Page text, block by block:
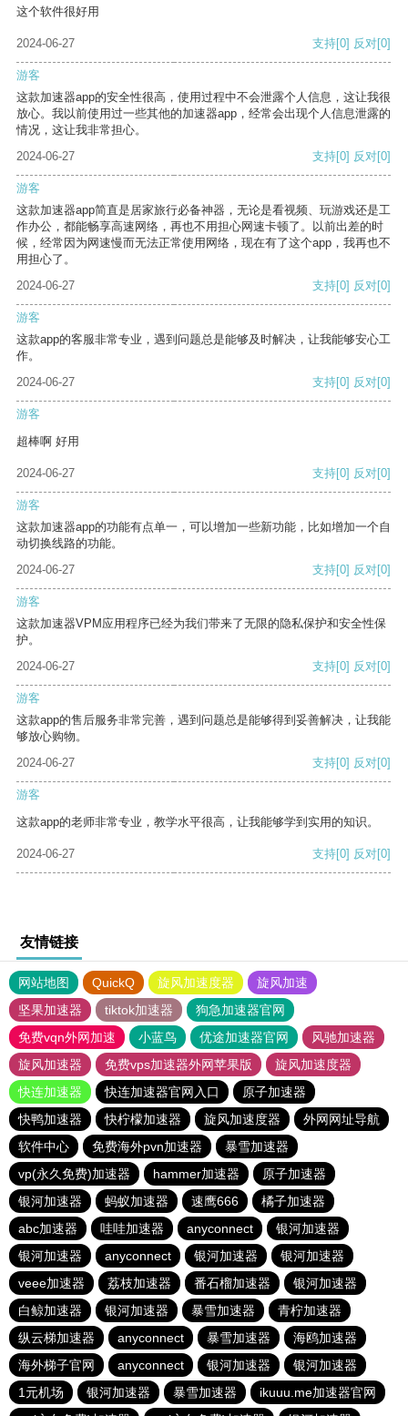
这个软件很好用
2024-06-27 支持[0] 反对[0]
游客
这款加速器app的安全性很高，使用过程中不会泄露个人信息，这让我很
放心。我以前使用过一些其他的加速器app，经常会出现个人信息泄露的
情况，这让我非常担心。
2024-06-27
支持[0] 反对[0]
游客
这款加速器app简直是居家旅行必备神器，无论是看视频、玩游戏还是工
作办公，都能畅享高速网络，再也不用担心网速卡顿了。以前出差的时
候，经常因为网速慢而无法正常使用网络，现在有了这个app，我再也不
用担心了。
2024-06-27
支持[0] 反对[0]
游客
这款app的客服非常专业，遇到问题总是能够及时解决，让我能够安心工
作。
2024-06-27
支持[0] 反对[0]
游客
超棒啊 好用
2024-06-27 支持[0] 反对[0]
游客
这款加速器app的功能有点单一，可以增加一些新功能，比如增加一个自
动切换线路的功能。
2024-06-27
支持[0] 反对[0]
游客
这款加速器VPM应用程序已经为我们带来了无限的隐私保护和安全性保
护。
2024-06-27
支持[0] 反对[0]
游客
这款app的售后服务非常完善，遇到问题总是能够得到妥善解决，让我能
够放心购物。
2024-06-27
支持[0] 反对[0]
游客
这款app的老师非常专业，教学水平很高，让我能够学到实用的知识。
2024-06-27 支持[0] 反对[0]
友情链接
网站地图 QuickQ 旋风加速度器
旋风加速
坚果加速器
tiktok加速器
狗急加速器官网
免费vqn外网加速
小蓝鸟 优途加速器官网
风驰加速器
旋风加速器
免费vps加速器外网苹果版
旋风加速度器
快连加速器
快连加速器官网入口
原子加速器
快鸭加速器
快柠檬加速器 旋风加速度器
外网网址导航
软件中心
免费海外pvn加速器
暴雪加速器
vp(永久免费)加速器
hammer加速器
原子加速器
银河加速器
蚂蚁加速器 速鹰666
橘子加速器
abc加速器
哇哇加速器 anyconnect
银河加速器
银河加速器
anyconnect 银河加速器
银河加速器
veee加速器
荔枝加速器 番石榴加速器
银河加速器
白鲸加速器
银河加速器 暴雪加速器
青柠加速器
纵云梯加速器
anyconnect 暴雪加速器
海鸥加速器
海外梯子官网
anyconnect 银河加速器
银河加速器
1元机场
银河加速器 暴雪加速器
ikuuu.me加速器官网